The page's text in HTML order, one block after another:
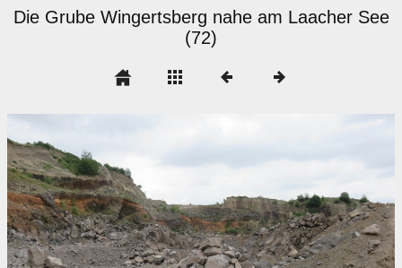
Die Grube Wingertsberg nahe am Laacher See
(72)